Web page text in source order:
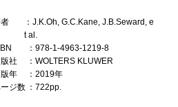
：J.K.Oh, G.C.Kane, J.B.Seward, e
t al.
：978-1-4963-1219-8
社
：WOLTERS KLUWER
年
：2019年
ジ数 ：722pp.